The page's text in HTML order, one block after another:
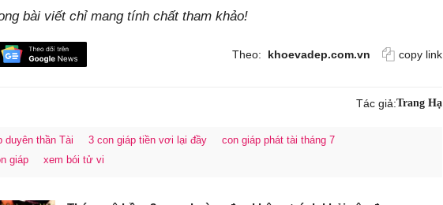
bài viết chỉ mang tính chất tham khảo!
Theo: khoevadep.com.vn copy link
Tác giả:Trang Hạ
duyên thần Tài 3 con giáp tiền vơi lại đầy
con giáp phát tài tháng 7
giáp
xem bói tử vi